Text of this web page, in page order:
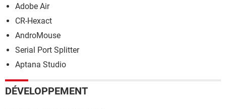
Adobe Air
CR-Hexact
AndroMouse
Serial Port Splitter
Aptana Studio
DÉVELOPPEMENT